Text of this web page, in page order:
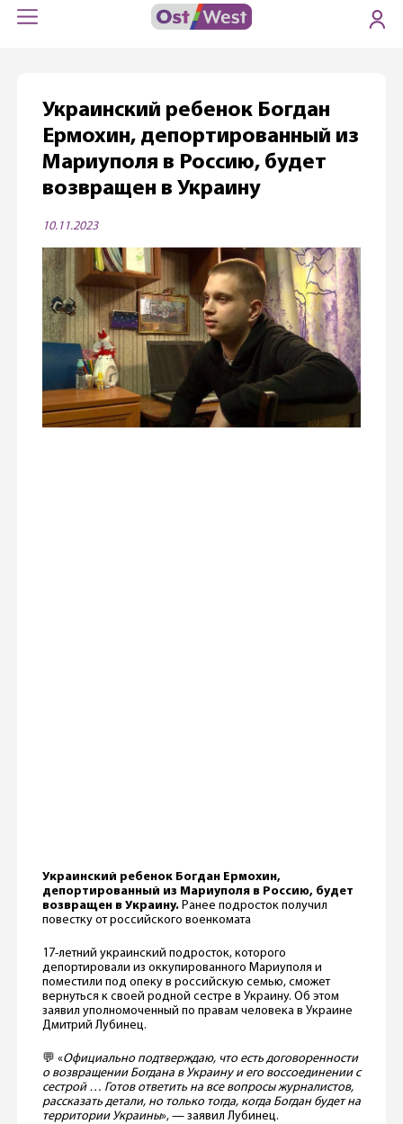
Украинский ребенок Богдан
Ермохин, депортированный из
Мариуполя в Россию, будет
возвращен в Украину
10.11.2023
Украинский ребенок Богдан Ермохин,
депортированный из Мариуполя в Россию, будет
возвращен в Украину. Ранее подросток получил
повестку от российского военкомата
17-летний украинский подросток, которого
депортировали из оккупированного Мариуполя и
поместили под опеку в российскую семью, сможет
вернуться к своей родной сестре в Украину. Об этом
заявил уполномоченный по правам человека в Украине
Дмитрий Лубинец.
💬 «Официально подтверждаю, что есть договоренности
о возвращении Богдана в Украину и его воссоединении с
сестрой … Готов ответить на все вопросы журналистов,
рассказать детали, но только тогда, когда Богдан будет на
территории Украины», — заявил Лубинец.